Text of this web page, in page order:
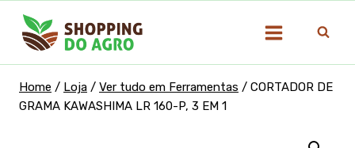
para
Home / Loja / Ver tudo em Ferramentas / CORTADOR DE
GRAMA KAWASHIMA LR 160-P, 3 EM 1